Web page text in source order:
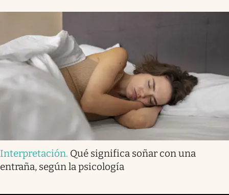
Interpretación. Qué significa soñar con una
entraña, según la psicología